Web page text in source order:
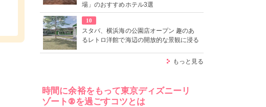
場」のおすすめホテル3選
10
スタバ、横浜海の公園店オープン 趣のあ
るレトロ洋館で海辺の開放的な景観に浸る
もっと見る
時間に余裕をもって東京ディズニーリ
ゾート®を過ごすコツとは